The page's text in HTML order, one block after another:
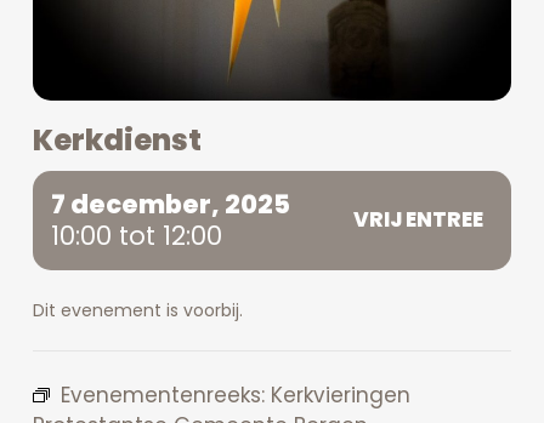
Kerkdienst
7 december, 2025
10:00 tot 12:00
VRIJ ENTREE
Dit evenement is voorbij.
Evenementenreeks: Kerkvieringen